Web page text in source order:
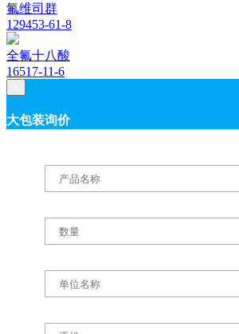
氟维司群
129453-61-8
全氟十八酸
16517-11-6
大包装询价